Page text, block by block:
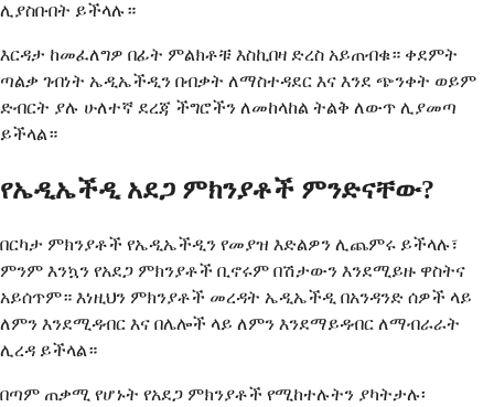
ሊያስቡበት ይችላሉ።
እርዳታ ከመፈለግዎ በፊት ምልክቶቹ እስኪበዛ ድረስ አይጠብቁ። ቀደምት
ጣልቃ ገብነት ኤዲኤችዲን በብቃት ለማስተዳደር እና እንደ ጭንቀት ወይም
ድብርት ያሉ ሁለተኛ ደረጃ ችግሮችን ለመከላከል ትልቅ ለውጥ ሊያመጣ
ይችላል።
የኤዲኤችዲ አደጋ ምክንያቶች ምንድናቸው?
በርካታ ምክንያቶች የኤዲኤችዲን የመያዝ እድልዎን ሊጨምሩ ይችላሉ፣
ምንም እንኳን የአደጋ ምክንያቶች ቢኖሩም በሽታውን እንደሚይዙ ዋስትና
አይሰጥም። እነዚህን ምክንያቶች መረዳት ኤዲኤችዲ በአንዳንድ ሰዎች ላይ
ለምን እንደሚዳብር እና በሌሎች ላይ ለምን እንደማይዳብር ለማብራራት
ሊረዳ ይችላል።
በጣም ጠቃሚ የሆኑት የአደጋ ምክንያቶች የሚከተሉትን ያካትታሉ፡